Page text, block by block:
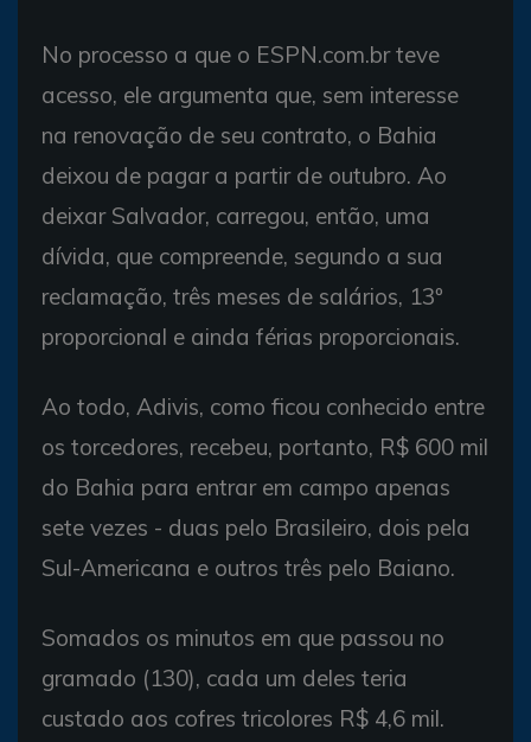
No processo a que o ESPN.com.br teve
acesso, ele argumenta que, sem interesse
na renovação de seu contrato, o Bahia
deixou de pagar a partir de outubro. Ao
deixar Salvador, carregou, então, uma
dívida, que compreende, segundo a sua
reclamação, três meses de salários, 13º
proporcional e ainda férias proporcionais.
Ao todo, Adivis, como ficou conhecido entre
os torcedores, recebeu, portanto, R$ 600 mil
do Bahia para entrar em campo apenas
sete vezes - duas pelo Brasileiro, dois pela
Sul-Americana e outros três pelo Baiano.
Somados os minutos em que passou no
gramado (130), cada um deles teria
custado aos cofres tricolores R$ 4,6 mil.